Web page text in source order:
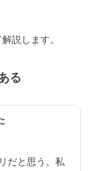
説します。
る
だと思う。私